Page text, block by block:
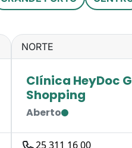
NORTE
Clínica HeyDoc
Shopping
Aberto
25 311 16 00